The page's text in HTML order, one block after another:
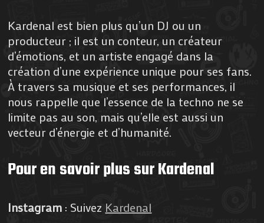
Kardenal est bien plus qu’un DJ ou un
producteur ; il est un conteur, un créateur
d’émotions, et un artiste engagé dans la
création d’une expérience unique pour ses fans.
À travers sa musique et ses performances, il
nous rappelle que l’essence de la techno ne se
limite pas au son, mais qu’elle est aussi un
vecteur d’énergie et d’humanité.
Pour en savoir plus sur Kardenal
Instagram : Suivez Kardenal